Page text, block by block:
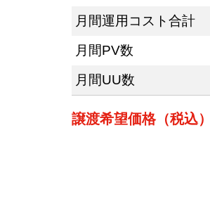
月間運用コスト合計
月間PV数
月間UU数
譲渡希望価格（税込）